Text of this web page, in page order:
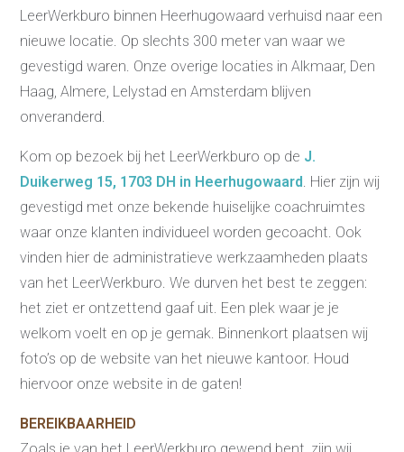
LeerWerkburo binnen Heerhugowaard verhuisd naar een
nieuwe locatie. Op slechts 300 meter van waar we
gevestigd waren. Onze overige locaties in Alkmaar, Den
Haag, Almere, Lelystad en Amsterdam blijven
onveranderd.
Kom op bezoek bij het LeerWerkburo op de J.
Duikerweg 15, 1703 DH in Heerhugowaard . Hier zijn wij
gevestigd met onze bekende huiselijke coachruimtes
waar onze klanten individueel worden gecoacht. Ook
vinden hier de administratieve werkzaamheden plaats
van het LeerWerkburo. We durven het best te zeggen:
het ziet er ontzettend gaaf uit. Een plek waar je je
welkom voelt en op je gemak. Binnenkort plaatsen wij
foto’s op de website van het nieuwe kantoor. Houd
hiervoor onze website in de gaten!
BEREIKBAARHEID
Zoals je van het LeerWerkburo gewend bent, zijn wij